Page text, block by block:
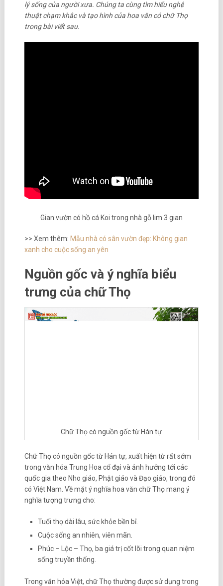
lý sống của người xưa. Chúng ta cùng tìm hiểu nghệ
thuật chạm khắc và tạo hình của hoa văn có chữ Thọ
trong bài viết sau.
Gian vườn có hồ cá Koi trong nhà gỗ lim 3 gian
>> Xem thêm: Mẫu nhà có sân vườn đẹp: Không gian
xanh cho cuộc sống an yên
Nguồn gốc và ý nghĩa biểu
trưng của chữ Thọ
Chữ Thọ có nguồn gốc từ Hán tự
Chữ Thọ có nguồn gốc từ Hán tự, xuất hiện từ rất sớm
trong văn hóa Trung Hoa cổ đại và ảnh hưởng tới các
quốc gia theo Nho giáo, Phật giáo và Đạo giáo, trong đó
có Việt Nam. Về mặt ý nghĩa hoa văn chữ Thọ mang ý
nghĩa tượng trưng cho:
Tuổi thọ dài lâu, sức khỏe bền bỉ.
Cuộc sống an nhiên, viên mãn.
Phúc – Lộc – Thọ, ba giá trị cốt lõi trong quan niệm
sống truyền thống.
Trong văn hóa Việt, chữ Thọ thường được sử dụng trong